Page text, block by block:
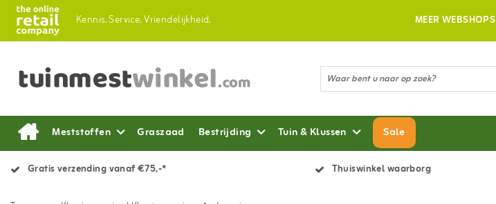
Kennis.Service.Vriendelijkheid. MEER WEBSHOPS
Meststoffen Graszaad Bestrijding Tuin & Klussen Sale
Gratis verzending vanaf €75,-* Thuiswinkel waarborg